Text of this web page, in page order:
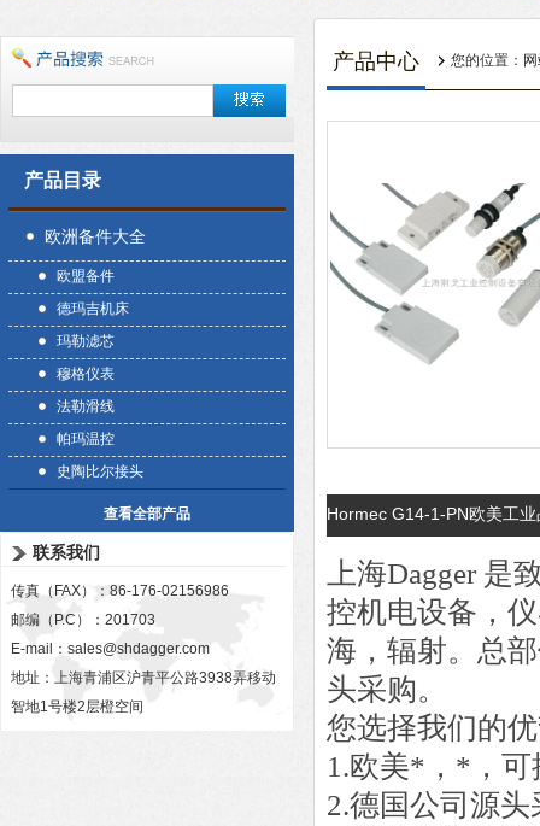
产品目录
欧洲备件大全
欧盟备件
德玛吉机床
玛勒滤芯
穆格仪表
法勒滑线
帕玛温控
史陶比尔接头
查看全部产品
联系我们
传真（FAX）：86-176-02156986
邮编（P.C）：201703
E-mail： sales@shdagger.com
地址：上海青浦区沪青平公路3938弄移动
智地1号楼2层橙空间
产品中心 您的位置：
Hormec G14-1-PN欧美工
上海Dagger
控机电设备，
海，辐射。总
头采购。
您选择我们的
1.欧美*，*，可
2.德国公司源